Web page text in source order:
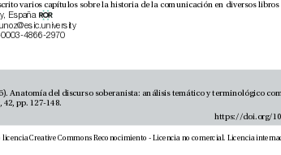
, 42, pp. 127-148.
ESIC University, España
cesar.garciamunoz@esic.university
ORCID: 0000-0003-4866-2970